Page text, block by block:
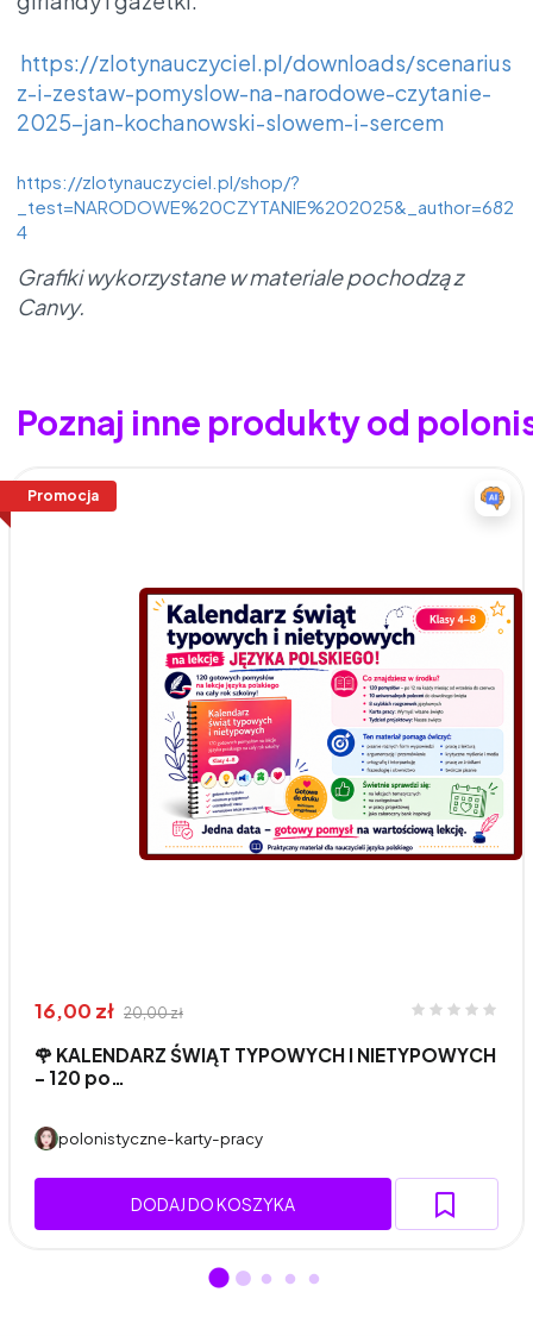
https://zlotynauczyciel.pl/downloads/scenarius
z-i-zestaw-pomyslow-na-narodowe-czytanie-
2025-jan-kochanowski-slowem-i-sercem
https://zlotynauczyciel.pl/shop/?
_test=NARODOWE%20CZYTANIE%202025&_author=682
4
Grafiki wykorzystane w materiale pochodzą z
Canvy.
Poznaj inne produkty od
Promocja
16,00 zł 20,00 zł
🌹 KALENDARZ ŚWIĄT TYPOWYCH I NIETYPOWYCH
– 120 po…
polonistyczne-karty-pracy
DODAJ DO KOSZYKA